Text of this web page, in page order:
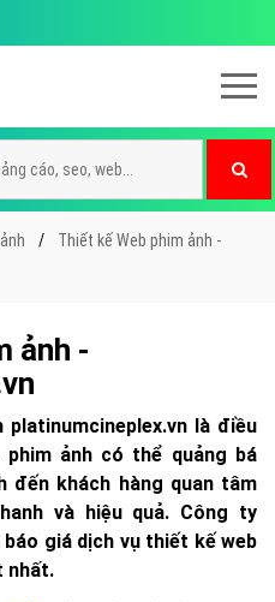
Thiết kế Web phim ảnh -
ảnh -
là điều
ảnh có thể quảng bá
đến khách hàng quan tâm
và hiệu quả. Công ty
giá dịch vụ thiết kế web
nhất.